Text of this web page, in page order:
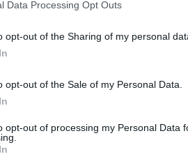
Data Processing Opt Outs
opt-out of the Sharing of my personal
opt-out of the Sale of my Personal Data.
opt-out of processing my Personal Data